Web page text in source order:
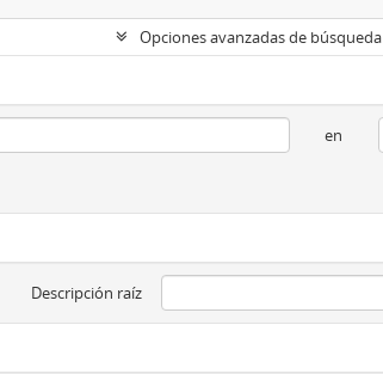
Opciones avanzadas de búsqueda
en
Descripción raíz